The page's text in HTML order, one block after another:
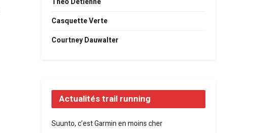
Casquette Verte
Courtney Dauwalter
Actualités trail running
Suunto, c’est Garmin en moins cher